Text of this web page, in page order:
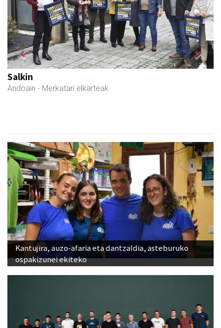
Salkin
Andoain - Merkatari elkarteak
Previous Next
Kantujira, auzo-afaria eta dantzaldia, asteburuko
ospakizunei ekiteko